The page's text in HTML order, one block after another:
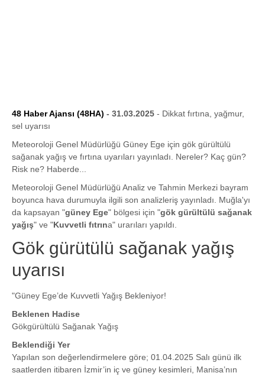
48 Haber Ajansı (48HA) - 31.03.2025 - Dikkat fırtına, yağmur,
sel uyarısı
Meteoroloji Genel Müdürlüğü Güney Ege için gök gürültülü
sağanak yağış ve fırtına uyarıları yayınladı. Nereler? Kaç gün?
Risk ne? Haberde...
Meteoroloji Genel Müdürlüğü Analiz ve Tahmin Merkezi bayram
boyunca hava durumuyla ilgili son analizleriş yayınladı. Muğla'yı
da kapsayan "güney Ege" bölgesi için "gök gürültülü sağanak
yağış" ve "Kuvvetli fıtrına" urarıları yapıldı.
Gök gürütülü sağanak yağış
uyarısı
"Güney Ege’de Kuvvetli Yağış Bekleniyor!
Beklenen Hadise
Gökgürültülü Sağanak Yağış
Beklendiği Yer
Yapılan son değerlendirmelere göre; 01.04.2025 Salı günü ilk
saatlerden itibaren İzmir’in iç ve güney kesimleri, Manisa’nın